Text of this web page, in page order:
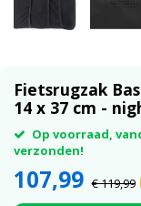
Fietsrugzak
14 x 37 cm -
Op voorraad,
verzonden!
107,99 € 119,99